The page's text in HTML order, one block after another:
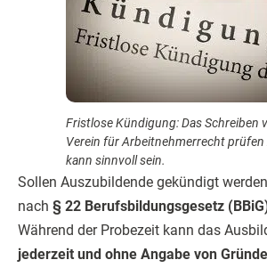
Fristlose Kündigung: Das Schreiben
Verein für Arbeitnehmerrecht prüfen
kann sinnvoll sein.
Sollen Auszubildende gekündigt
nach § 22 Berufsbildungsgesetz
Während der Probezeit kann das
jederzeit und ohne Angabe von